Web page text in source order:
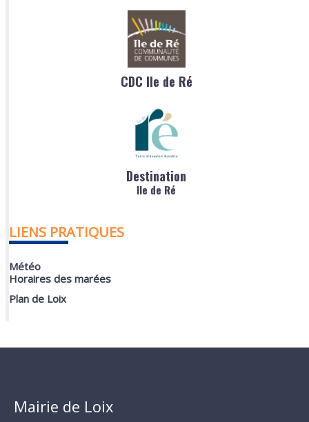
CDC Ile de Ré
Destination
Ile de Ré
LIENS PRATIQUES
Météo
Horaires des marées
Plan de Loix
Mairie de Loix